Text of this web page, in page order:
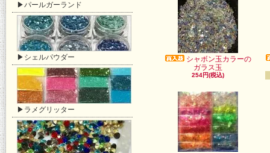
▶パールガーランド
▶シェルパウダー
▶ラメグリッター
シャボン玉カラーの
ガラス玉
254円(税込)